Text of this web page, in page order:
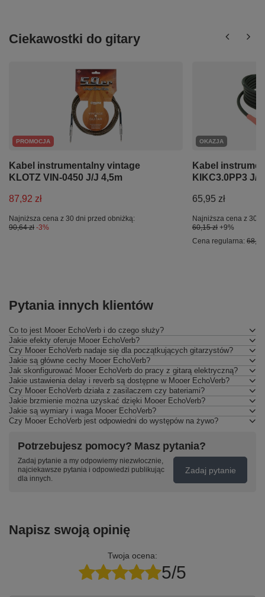
Ciekawostki do gitary
PROMOCJA
Kabel instrumentalny vintage
KLOTZ VIN-0450 J/J 4,5m
87,92 zł
Najniższa cena z 30 dni przed obniżką:
90,64 zł -3%
OKAZJA
Kabel
KIKC3.0PP3 J/
65,95 zł
Najniższa cena z 30
60,15 zł +9%
Cena regularna: 68,00
Pytania innych klientów
Co to jest Mooer EchoVerb i do czego służy?
Jakie efekty oferuje Mooer EchoVerb?
Czy Mooer EchoVerb nadaje się dla początkujących gitarzystów?
Jakie są główne cechy Mooer EchoVerb?
Jak skonfigurować Mooer EchoVerb do pracy z gitarą elektryczną?
Jakie ustawienia delay i reverb są dostępne w Mooer EchoVerb?
Czy Mooer EchoVerb działa z zasilaczem czy bateriami?
Jakie brzmienie można uzyskać dzięki Mooer EchoVerb?
Jakie są wymiary i waga Mooer EchoVerb?
Czy Mooer EchoVerb jest odpowiedni do występów na żywo?
Potrzebujesz pomocy? Masz pytania?
Zadaj pytanie a my odpowiemy niezwłocznie,
najciekawsze pytania i odpowiedzi publikując
dla innych.
Zadaj pytanie
Napisz swoją opinię
Twoja ocena:
5/5